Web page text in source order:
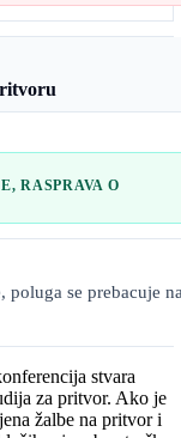
RASPRAVA O
poluga se prebacuje
stvara
za pritvor. Ako je
žalbe na pritvor i